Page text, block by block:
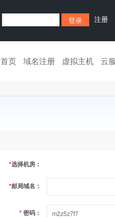
注册
首页 域名注册 虚拟主机 云
*选择机房：
*邮局域名：
*密码：